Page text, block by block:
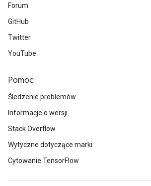
Forum
GitHub
Twitter
YouTube
Pomoc
Śledzenie problemów
Informacje o wersji
Stack Overflow
Wytyczne dotyczące marki
Cytowanie TensorFlow